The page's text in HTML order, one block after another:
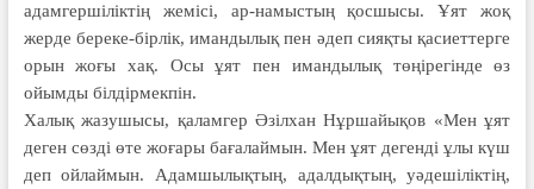
адамгершіліктің жемісі, ар-намыстың қосшысы. Ұят жоқ
жерде береке-бірлік, имандылық пен әдеп сияқты қасиеттерге
орын жоғы хақ. Осы ұят пен имандылық төңірегінде өз
ойымды білдірмекпін.
Халық жазушысы, қаламгер Әзілхан Нұршaйықов «Мен ұят
деген сөзді өте жоғары бағалаймын. Мен ұят дегенді ұлы күш
деп ойлаймын. Адамшылықтың, адалдықтың, уәдешіліктің,